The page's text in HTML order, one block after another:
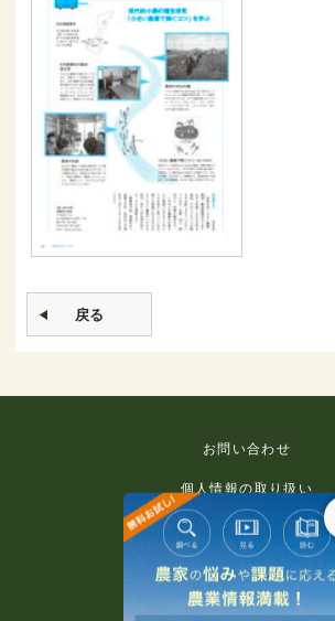
戻る
お問い合わせ
個人情報の取り扱い
免責事項
利用規約
推奨環境